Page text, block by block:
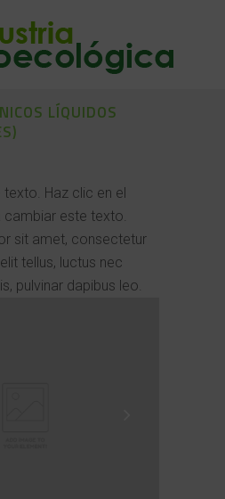
LÍQUIDOS
Haz clic en el
cambiar este texto.
sit amet, consectetur
tellus, luctus nec
pulvinar dapibus leo.